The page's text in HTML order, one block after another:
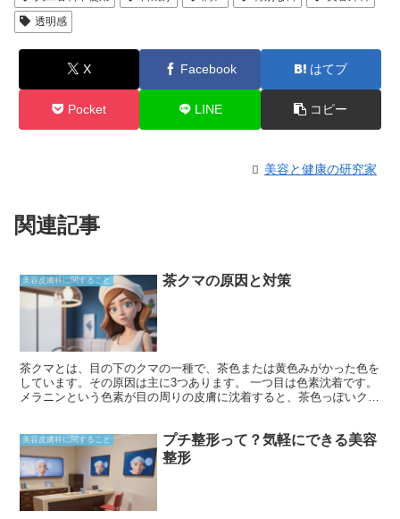
透明感
X Facebook はてブ
Pocket LINE コピー
美容と健康の研究家
関連記事
美容皮膚科に関すること 茶クマの原因と対策
茶クマとは、目の下のクマの一種で、茶色または黄色みがかった色を
しています。その原因は主に3つあります。 一つ目は色素沈着です。
メラニンという色素が目の周りの皮膚に沈着すると、茶色っぽいクマ
く、血管が透けて見えるため、血行が悪くなると茶色っぽく見えま
す。これは、睡眠不足、目の疲れ、加齢などが原因で起こります。
三つ目は薄い皮膚です。目の下の皮膚が薄い人は、血管が透けやす
く、茶色っぽく見えることがあります。これは、遺伝的な要因や加齢
によるコラーゲンの減少などが原因です。
美容皮膚科に関すること
プチ整形って？気軽にできる美容
整形